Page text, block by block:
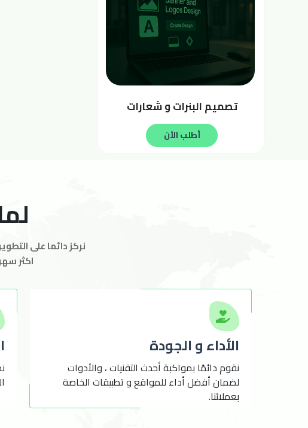
تصميم البنرات و شعارات
أطلب الأن
نركز دائما على
اكثر
الأداء و الجودة
نقوم دائمًا بمواكبة أحدث التقنيات ، والأدوات
لضمان أفضل أداء للمواقع و تطبيقات الخاصة
بعملائنا.